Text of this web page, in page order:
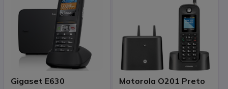
Gigaset E630 Motorola O201 Preto